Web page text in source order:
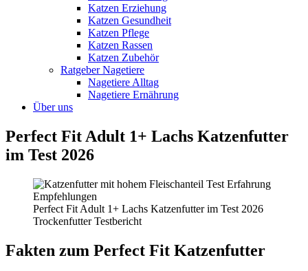
Katzen Erziehung
Katzen Gesundheit
Katzen Pflege
Katzen Rassen
Katzen Zubehör
Ratgeber Nagetiere
Nagetiere Alltag
Nagetiere Ernährung
Über uns
Perfect Fit Adult 1+ Lachs Katzenfutter
im Test 2026
Perfect Fit Adult 1+ Lachs Katzenfutter im Test 2026
Trockenfutter Testbericht
Fakten zum Perfect Fit Katzenfutter